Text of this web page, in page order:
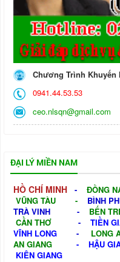
Chương Trình Khuyến
0941.44.53.53
ceo.nlsqn@gmail.com
ĐẠI LÝ MIỀN NAM
HỒ CHÍ MINH - ĐỒNG
VŨNG TÀU - BÌNH
TRÀ VINH - BẾN
CẦN THƠ - TIỀN
VĨNH LONG
- LONG
AN GIANG
- HẬU
KIÊN GIANG